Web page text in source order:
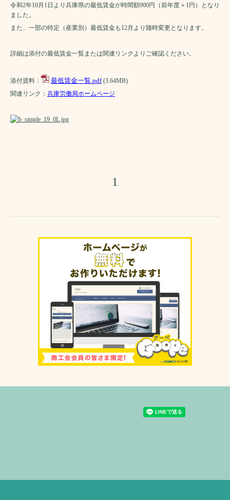
令和2年10月1日より兵庫県の最低賃金が時間額900円（前年度＋1円）となり
ました。
また、一部の特定（産業別）最低賃金も12月より随時変更となります。
詳細は添付の最低賃金一覧または関連リンクよりご確認ください。
添付資料： 最低賃金一覧.pdf (3.64MB)
関連リンク： 兵庫労働局ホームページ
1